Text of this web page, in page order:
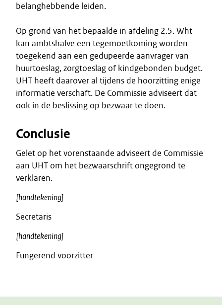
belanghebbende leiden.
Op grond van het bepaalde in afdeling 2.5. Wht
kan ambtshalve een tegemoetkoming worden
toegekend aan een gedupeerde aanvrager van
huurtoeslag, zorgtoeslag of kindgebonden budget.
UHT heeft daarover al tijdens de hoorzitting enige
informatie verschaft. De Commissie adviseert dat
ook in de beslissing op bezwaar te doen.
Conclusie
Gelet op het vorenstaande adviseert de Commissie
aan UHT om het bezwaarschrift ongegrond te
verklaren.
[handtekening]
Secretaris
[handtekening]
Fungerend voorzitter